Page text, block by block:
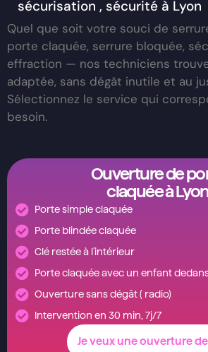
sécurisation , sécurité à Lyon
Quel que soit votre souci de
porte claquée, serrure bloquée,
effraction — nos techniciens
adaptée, sans dégât inutile et au
Sélectionnez le service qui
besoin.
Ouverture de
claquée à
Porte simple claquée
Porte blindée claquée
Clé restée à l'intérieur
Porte claquée avec un enfant
Ouverture sans dégât ( radio)
Intervention en 30 min, 7j/7
Je veux une ouverture